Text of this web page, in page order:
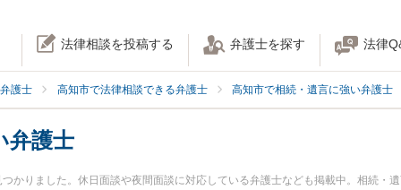
法律相談を投稿する 弁護士を探す 法律
護士 高知市で法律相談できる弁護士 高知市で相続・遺言に強い弁護士
弁護士
かりました。休日面談や夜間面談に対応している弁護士なども掲載中。相続・